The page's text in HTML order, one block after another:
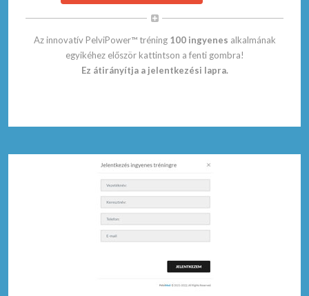
Az innovatív PelviPower™ tréning 100 ingyenes alkalmának
egyikéhez először kattintson a fenti gombra!
Ez átirányítja a jelentkezési lapra.